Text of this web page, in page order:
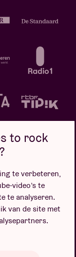
to rock
te verbeteren,
video’s te
te analyseren.
van de site met